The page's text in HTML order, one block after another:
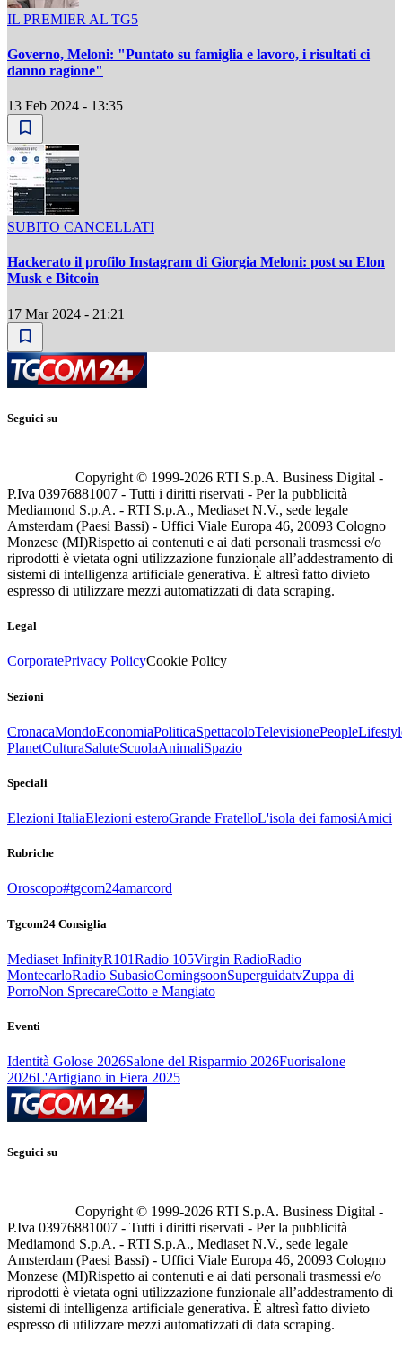
IL PREMIER AL TG5
Governo, Meloni: "Puntato su famiglia e lavoro, i risultati ci
danno ragione"
13 Feb 2024 - 13:35
SUBITO CANCELLATI
Hackerato il profilo Instagram di Giorgia Meloni: post su Elon
Musk e Bitcoin
17 Mar 2024 - 21:21
Seguici su
Copyright © 1999-2026 RTI S.p.A. Business Digital -
P.Iva 03976881007 - Tutti i diritti riservati - Per la pubblicità
Mediamond S.p.A. - RTI S.p.A., Mediaset N.V., sede legale
Amsterdam (Paesi Bassi) - Uffici Viale Europa 46, 20093 Cologno
Monzese (MI)Rispetto ai contenuti e ai dati personali trasmessi e/o
riprodotti è vietata ogni utilizzazione funzionale all’addestramento di
sistemi di intelligenza artificiale generativa. È altresì fatto divieto
espresso di utilizzare mezzi automatizzati di data scraping.
Legal
CorporatePrivacy PolicyCookie Policy
Sezioni
CronacaMondoEconomiaPoliticaSpettacoloTelevisionePeople
PlanetCulturaSaluteScuolaAnimaliSpazio
Speciali
Elezioni ItaliaElezioni esteroGrande FratelloL'isola dei famosiAmici
Rubriche
Oroscopo#tgcom24amarcord
Tgcom24 Consiglia
Mediaset InfinityR101Radio 105Virgin RadioRadio
MontecarloRadio SubasioComingsoonSuperguidatvZuppa di
PorroNon SprecareCotto e Mangiato
Eventi
Identità Golose 2026Salone del Risparmio 2026Fuorisalone
2026L'Artigiano in Fiera 2025
Seguici su
Copyright © 1999-2026 RTI S.p.A. Business Digital -
P.Iva 03976881007 - Tutti i diritti riservati - Per la pubblicità
Mediamond S.p.A. - RTI S.p.A., Mediaset N.V., sede legale
Amsterdam (Paesi Bassi) - Uffici Viale Europa 46, 20093 Cologno
Monzese (MI)Rispetto ai contenuti e ai dati personali trasmessi e/o
riprodotti è vietata ogni utilizzazione funzionale all’addestramento di
sistemi di intelligenza artificiale generativa. È altresì fatto divieto
espresso di utilizzare mezzi automatizzati di data scraping.